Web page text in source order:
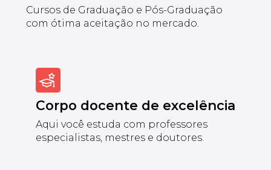
Cursos de Graduação e Pós-Graduação
com ótima aceitação no mercado.
Corpo docente de excelência
Aqui você estuda com professores
especialistas, mestres e doutores.